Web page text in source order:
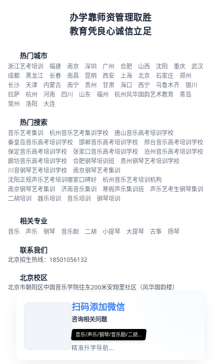
办学靠师资管理取胜
教育凭良心诚信立足
热门城市
浙江艺考培训 福建 南京 深圳 广州 合肥 山西 沈阳 重庆
武汉
成都
黑龙江 长春 南昌 昆明 西安 上海 北京 石家庄
郑州
长沙
天津 内蒙古 南宁 贵州 甘肃 海口 西宁 乌鲁木齐
银川
拉萨
杭州 河南 四川 山东 福州 杭州风华国韵艺术教育
青岛
常州
洛阳 大连
热门搜索
音乐艺考集训 杭州音乐艺考集训学校
唐山音乐高考培训学校
秦皇岛音乐高考培训学校
邯郸音乐高考培训学校
邢台音乐高考培训学校
保定音乐高考培训学校
张家口音乐高考培训学校
沧州音乐高考培训学校
廊坊音乐高考培训学校
合肥钢琴培训班
贵州钢琴艺考培训学校
川音钢琴艺考培训学校
南京钢琴艺考集训
沈阳正规声乐艺考培训哪家口碑好
杭州音乐艺考培训机构
南京钢琴艺考集训
济南音乐集训 寒假声乐集训班
声乐艺考生钢琴集训
二胡培训
器乐培训 音乐培训 钢琴培训
相关专业
音乐 声乐 钢琴 音乐剧 二胡 小提琴 大提琴 古筝 扬琴
联系我们
北京招生热线：18501056132
北京校区
北京市朝阳区中国音乐学院往东200米安翔里社区（风华国韵楼）
扫码添加微信
咨询相关问题
音乐/声乐/钢琴/音乐剧/二胡...
精准升学导航...